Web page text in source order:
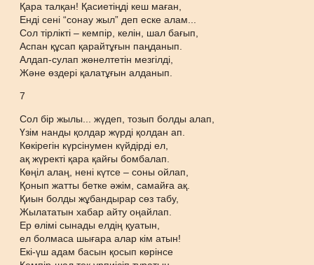
Қара талқан! Қасиетіңді кеш маған,
Енді сені “сонау жыл” деп еске алам...
Сол тірлікті – кемпір, келін, шал бағып,
Аспан құсап қарайтұғын паңданып.
Алдап-сулап жөнелтетін мезгілді,
Және өздері қалатұғын алданып.
7
Сол бір жылы... жүдеп, тозып болды алап,
Үзім нанды қолдар жүрді қолдан ап.
Көкірегін күрсінумен күйдірді ел,
ақ жүректі қара қайғы бомбалап.
Көңіл алаң, нені күтсе – соны ойлап,
Қонып жатты бетке әжім, самайға ақ.
Қиын болды жұбандырар сөз табу,
Жылататын хабар айту оңайлап.
Ер өлімі сынады елдің қуатын,
ел болмаса шығара алар кім атын!
Екі-үш адам басын қосып көрінсе